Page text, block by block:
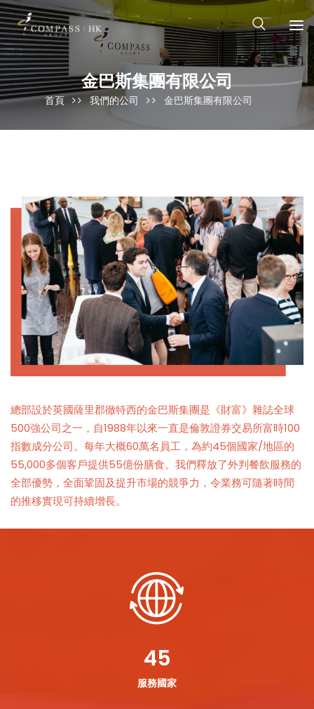
金巴斯集團有限公司
首頁 我們的公司 金巴斯集團有限公司
總部設於英國薩里郡徹特西的金巴斯集團是《財富》雜誌全球
500強公司之一，自1988年以來一直是倫敦證券交易所富時100
指數成分公司。每年大概60萬名員工，為約45個國家/地區的
55,000多個客戶提供55億份膳食。我們釋放了外判餐飲服務的
全部優勢，全面鞏固及提升市場的競爭力，令業務可隨著時間
的推移實現可持續增長。
45
服務國家